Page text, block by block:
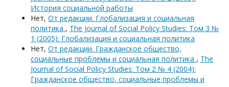
История социальной работы
Нет, От редакции. Глобализация и социальная
политика , The Journal of Social Policy Studies: Том 3 №
1 (2005): Глобализация и социальная политика
Нет, От редакции. Гражданское общество,
социальные проблемы и социальная политика , The
Journal of Social Policy Studies: Том 2 № 4 (2004):
Гражданское общество, социальные проблемы и